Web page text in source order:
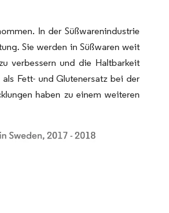
In der Süßwarenindustrie
Sie werden in Süßwaren weit
verbessern und die Haltbarkeit
Fett- und Glutenersatz bei der
haben zu einem weiteren